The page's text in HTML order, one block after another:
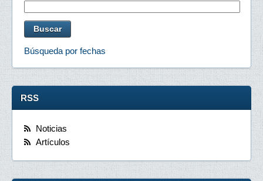
Búsqueda por fechas
RSS
Noticias
Artículos